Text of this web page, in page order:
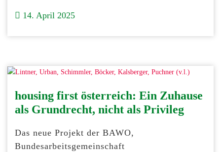
14. April 2025
housing first österreich: Ein Zuhause
als Grundrecht, nicht als Privileg
Das neue Projekt der BAWO,
Bundesarbeitsgemeinschaft